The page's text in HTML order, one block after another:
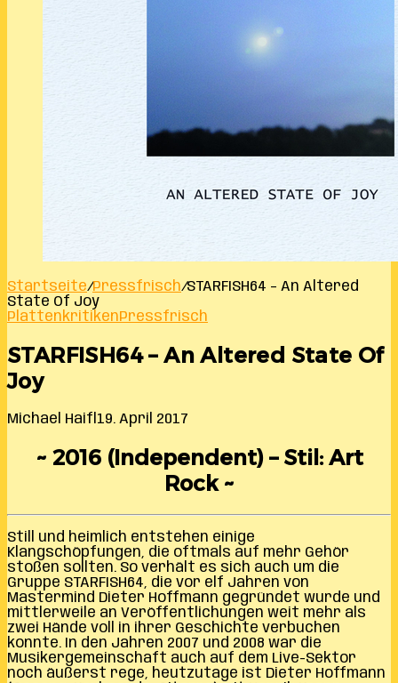
Startseite/Pressfrisch/STARFISH64 – An Altered
State Of Joy
PlattenkritikenPressfrisch
STARFISH64 – An Altered State Of
Joy
Michael Haifl 19. April 2017
~ 2016 (Independent) – Stil: Art
Rock ~
Still und heimlich entstehen einige
Klangschöpfungen, die oftmals auf mehr Gehör
stoßen sollten. So verhält es sich auch um die
Gruppe STARFISH64, die vor elf Jahren von
Mastermind Dieter Hoffmann gegründet wurde und
mittlerweile an Veröffentlichungen weit mehr als
zwei Hände voll in ihrer Geschichte verbuchen
konnte. In den Jahren 2007 und 2008 war die
Musikergemeinschaft auch auf dem Live-Sektor
noch äußerst rege, heutzutage ist Dieter Hoffmann